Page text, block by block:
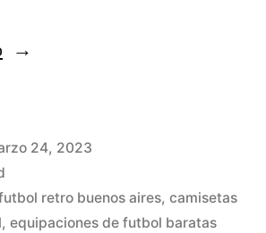
«camisetas
paypal»
24, 2023
retro buenos aires, camisetas
, equipaciones de futbol baratas